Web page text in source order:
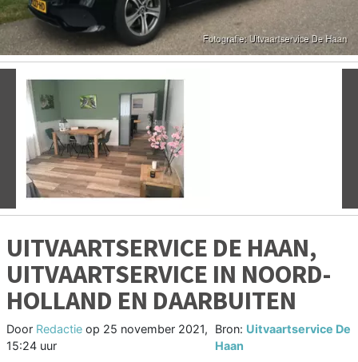
Vorige
UITVAARTSERVICE DE HAAN,
UITVAARTSERVICE IN NOORD-
HOLLAND EN DAARBUITEN
Door Redactie op 25 november 2021,
15:24 uur
Bron: Uitvaartservice De
Haan